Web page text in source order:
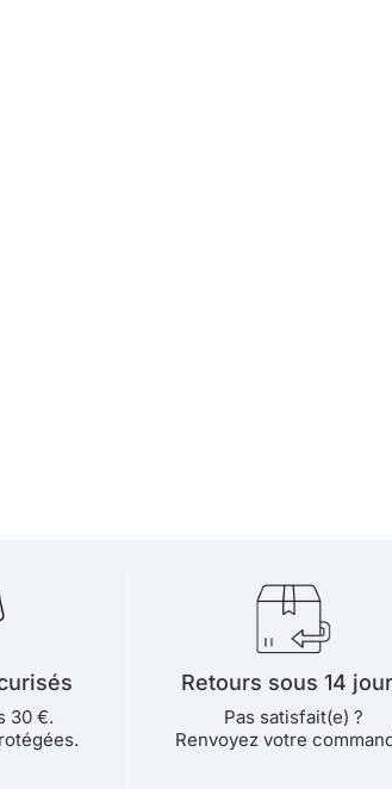
30 €.
Retours sous 14
Pas satisfait(e) ?
Renvoyez votre